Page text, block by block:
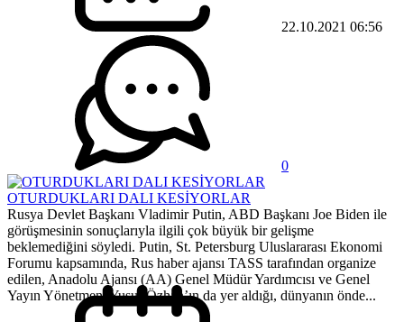
22.10.2021 06:56
0
OTURDUKLARI DALI KESİYORLAR
Rusya Devlet Başkanı Vladimir Putin, ABD Başkanı Joe Biden ile
görüşmesinin sonuçlarıyla ilgili çok büyük bir gelişme
beklemediğini söyledi. Putin, St. Petersburg Uluslararası Ekonomi
Forumu kapsamında, Rus haber ajansı TASS tarafından organize
edilen, Anadolu Ajansı (AA) Genel Müdür Yardımcısı ve Genel
Yayın Yönetmeni Yusuf Özhan’ın da yer aldığı, dünyanın önde...